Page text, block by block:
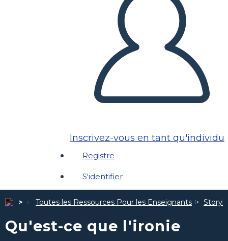
Inscrivez-vous en tant qu'individu
Registre
S'identifier
Toutes les Ressources Pour les Enseignants
Qu'est-ce que l'ironie